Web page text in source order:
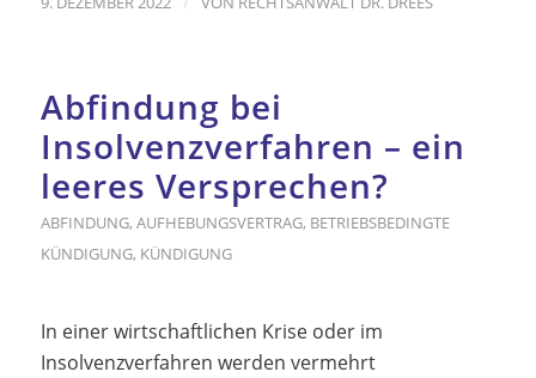
Abfindung bei
Insolvenzverfahren – ein
leeres Versprechen?
ABFINDUNG, AUFHEBUNGSVERTRAG, BETRIEBSBEDINGTE
KÜNDIGUNG, KÜNDIGUNG
In einer wirtschaftlichen Krise oder im
Insolvenzverfahren werden vermehrt